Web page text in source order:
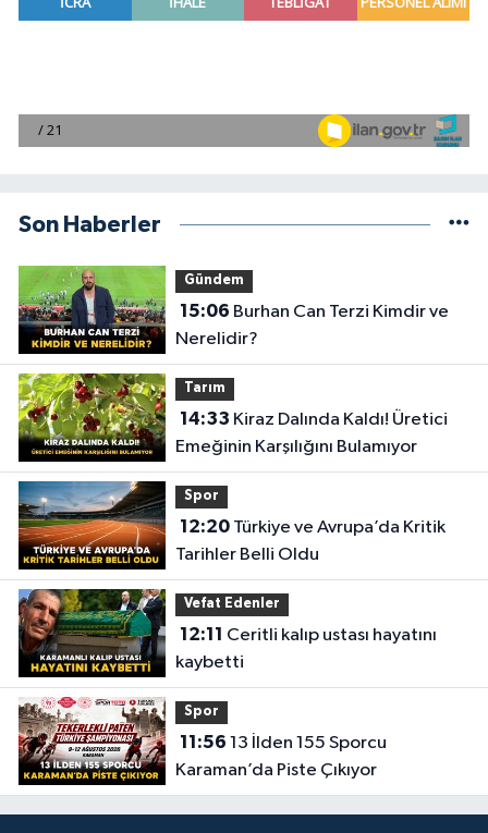
Son Haberler
Gündem
15:06
Nerelidir?
Tarım
14:33
Emeğinin Karşılığını Bulamıyor
Spor
12:20Türkiye ve Avrupa’da Kritik
Tarihler Belli Oldu
Vefat Edenler
12:11
kaybetti
Spor
11:56
Karaman’da Piste Çıkıyor